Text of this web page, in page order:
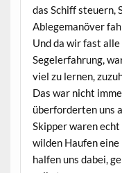
das Schiff steuern,
Ablegemanöver
Und da wir fast
Segelerfahrung,
viel zu lernen,
Das war nicht
überforderten uns
Skipper waren
wilden Haufen eine
halfen uns dabei,